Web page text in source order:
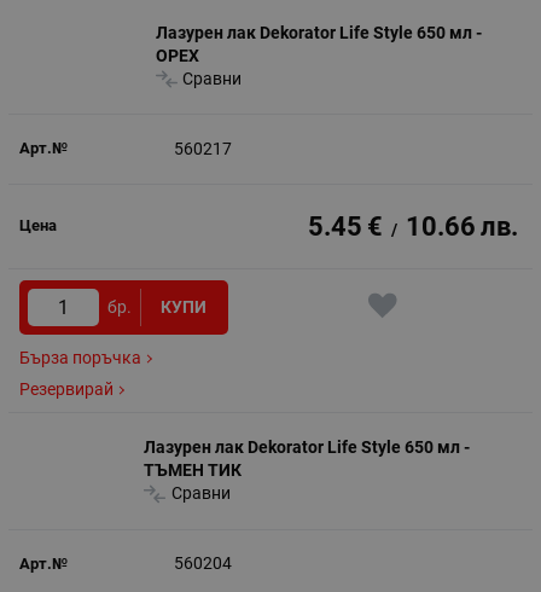
560217
Лазурен лак Dekorator Life Style 650 мл -
ОРЕХ
Сравни
5.45 € / 10.66лв.
бр. КУПИ
Бърза поръчка
Резервирай
560204
Лазурен лак Dekorator Life Style 650 мл -
ТЪМЕН ТИК
Сравни